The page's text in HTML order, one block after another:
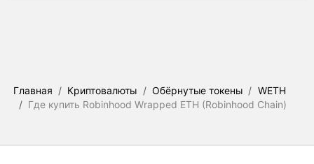
Главная / Криптовалюты / Обёрнутые токены / WETH
/ Где купить Robinhood Wrapped ETH (Robinhood Chain)